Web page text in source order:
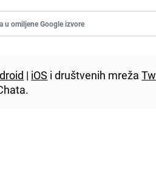
u omiljene Google izvore
| iOS i društvenih mreža